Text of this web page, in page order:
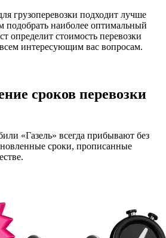
грузоперевозки подходит лучше
наиболее оптимальный
определит стоимость перевозки
интересующим вас вопросам.
сроков перевозки
«Газель» всегда прибывают без
сроки, прописанные